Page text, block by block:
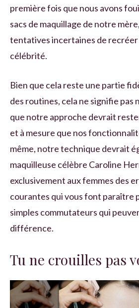
première fois que nous avons
sacs de maquillage de notre
tentatives incertaines de recréer
célébrité.
Bien que cela reste une partie
des routines, cela ne signifie pas
que notre approche devrait
et à mesure que nos
même, notre technique devrait
maquilleuse célèbre Caroline
exclusivement aux femmes des
courantes qui vous font paraître
simples commutateurs qui
différence.
Tu ne crouilles pas